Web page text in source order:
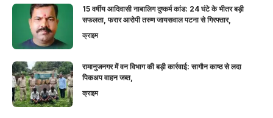
15 वर्षीय आदिवासी नाबालिग दुष्कर्म कांड: 24 घंटे के भीतर बड़ी
सफलता, फरार आरोपी तरुण जायसवाल पटना से गिरफ्तार,
क्राइम
रामानुजनगर में वन विभाग की बड़ी कार्रवाई: सागौन काष्ठ से लदा
पिकअप वाहन जब्त,
क्राइम